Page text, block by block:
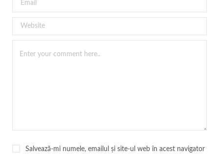
Salvează-mi numele, emailul și site-ul web în acest navigator